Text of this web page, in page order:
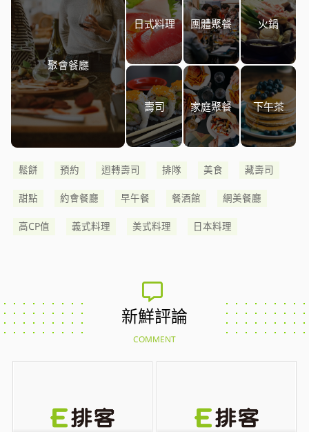
聚會餐廳
日式料理 團體聚餐 火鍋
壽司 家庭聚餐 下午茶
鬆餅 預約 迴轉壽司 排隊 美食 藏壽司
甜點 約會餐廳 早午餐 餐酒館 網美餐廳
高CP值 義式料理 美式料理 日本料理
新鮮評論
COMMENT